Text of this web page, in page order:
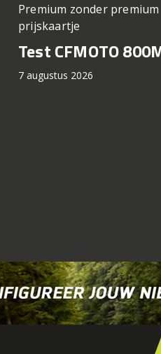
Premium zonder premium
prijskaartje
Test CFMOTO
7 augustus 2026